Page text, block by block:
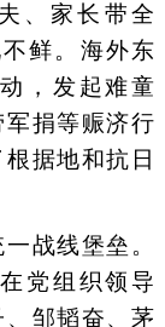
、家长带全
鲜。海外东
，发起难童
捐等赈济行
据地和抗日
战线堡垒。
党组织领导
邹韬奋、茅